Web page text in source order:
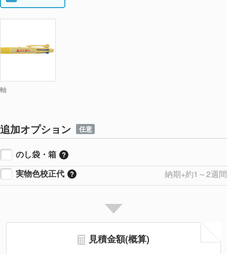
軸
追加オプション 任意
のし袋・箱
実物色校正代
納期+約1～2週間
見積金額(概算)